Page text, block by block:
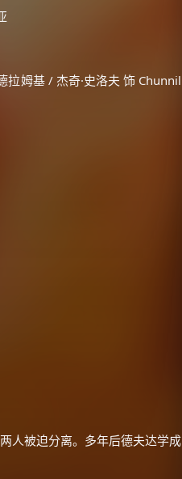
拉姆基 / 杰奇·史洛夫 饰 Chunnil
人被迫分离。多年后德夫达学成